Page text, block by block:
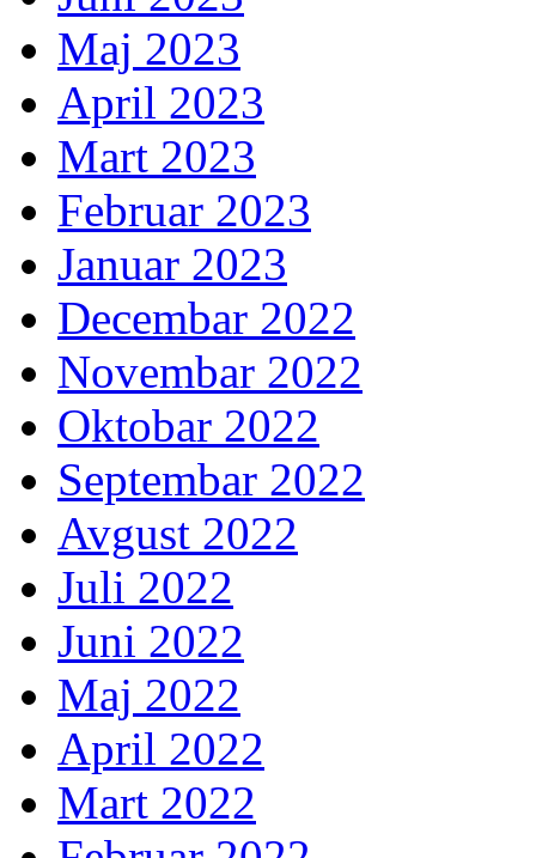
Maj 2023
April 2023
Mart 2023
Februar 2023
Januar 2023
Decembar 2022
Novembar 2022
Oktobar 2022
Septembar 2022
Avgust 2022
Juli 2022
Juni 2022
Maj 2022
April 2022
Mart 2022